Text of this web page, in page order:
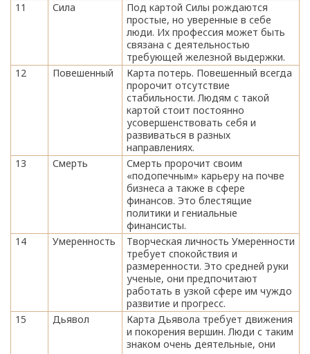
11
Сила
Под картой Силы рождаются
простые, но уверенные в себе
люди. Их профессия может быть
связана с деятельностью
требующей железной выдержки.
12
Повешенный
Карта потерь. Повешенный всегда
пророчит отсутствие
стабильности. Людям с такой
картой стоит постоянно
усовершенствовать себя и
развиваться в разных
направлениях.
13
Смерть
Смерть пророчит своим
«подопечным» карьеру на почве
бизнеса а также в сфере
финансов. Это блестящие
политики и гениальные
финансисты.
14
Умеренность
Творческая личность Умеренности
требует спокойствия и
размеренности. Это средней руки
ученые, они предпочитают
работать в узкой сфере им чуждо
развитие и прогресс.
15
Дьявол
Карта Дьявола требует движения
и покорения вершин. Люди с таким
знаком очень деятельные, они